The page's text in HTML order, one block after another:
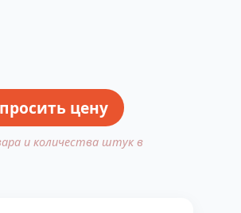
цену
и количества штук в